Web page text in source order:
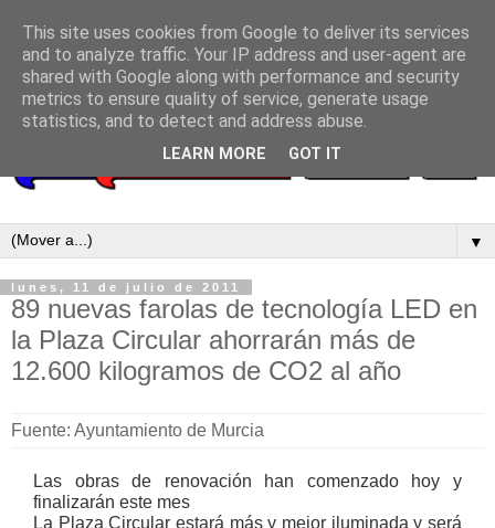
▼
lunes, 11 de julio de 2011
89 nuevas farolas de tecnología LED en
la Plaza Circular ahorrarán más de
12.600 kilogramos de CO2 al año
Fuente: Ayuntamiento de Murcia
Las obras de renovación han comenzado hoy y
finalizarán este mes
La Plaza Circular estará más y mejor iluminada y será
This site uses cookies from Google to deliver its services
and to analyze traffic. Your IP address and user-agent are
shared with Google along with performance and security
metrics to ensure quality of service, generate usage
statistics, and to detect and address abuse.
LEARN MORE GOT IT